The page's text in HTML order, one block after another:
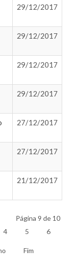
29/12/2017
29/12/2017
29/12/2017
29/12/2017
27/12/2017
27/12/2017
21/12/2017
Página 9 de 10
4 5 6
Fim